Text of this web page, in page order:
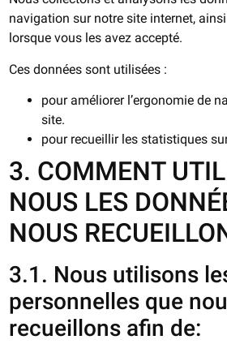
navigation sur notre site internet,
lorsque vous les avez accepté.
Ces données sont utilisées :
pour améliorer l’ergonomie de
site.
pour recueillir les statistiques
3. COMMENT
NOUS LES
NOUS
3.1. Nous utilisons
personnelles que
recueillons afin de: